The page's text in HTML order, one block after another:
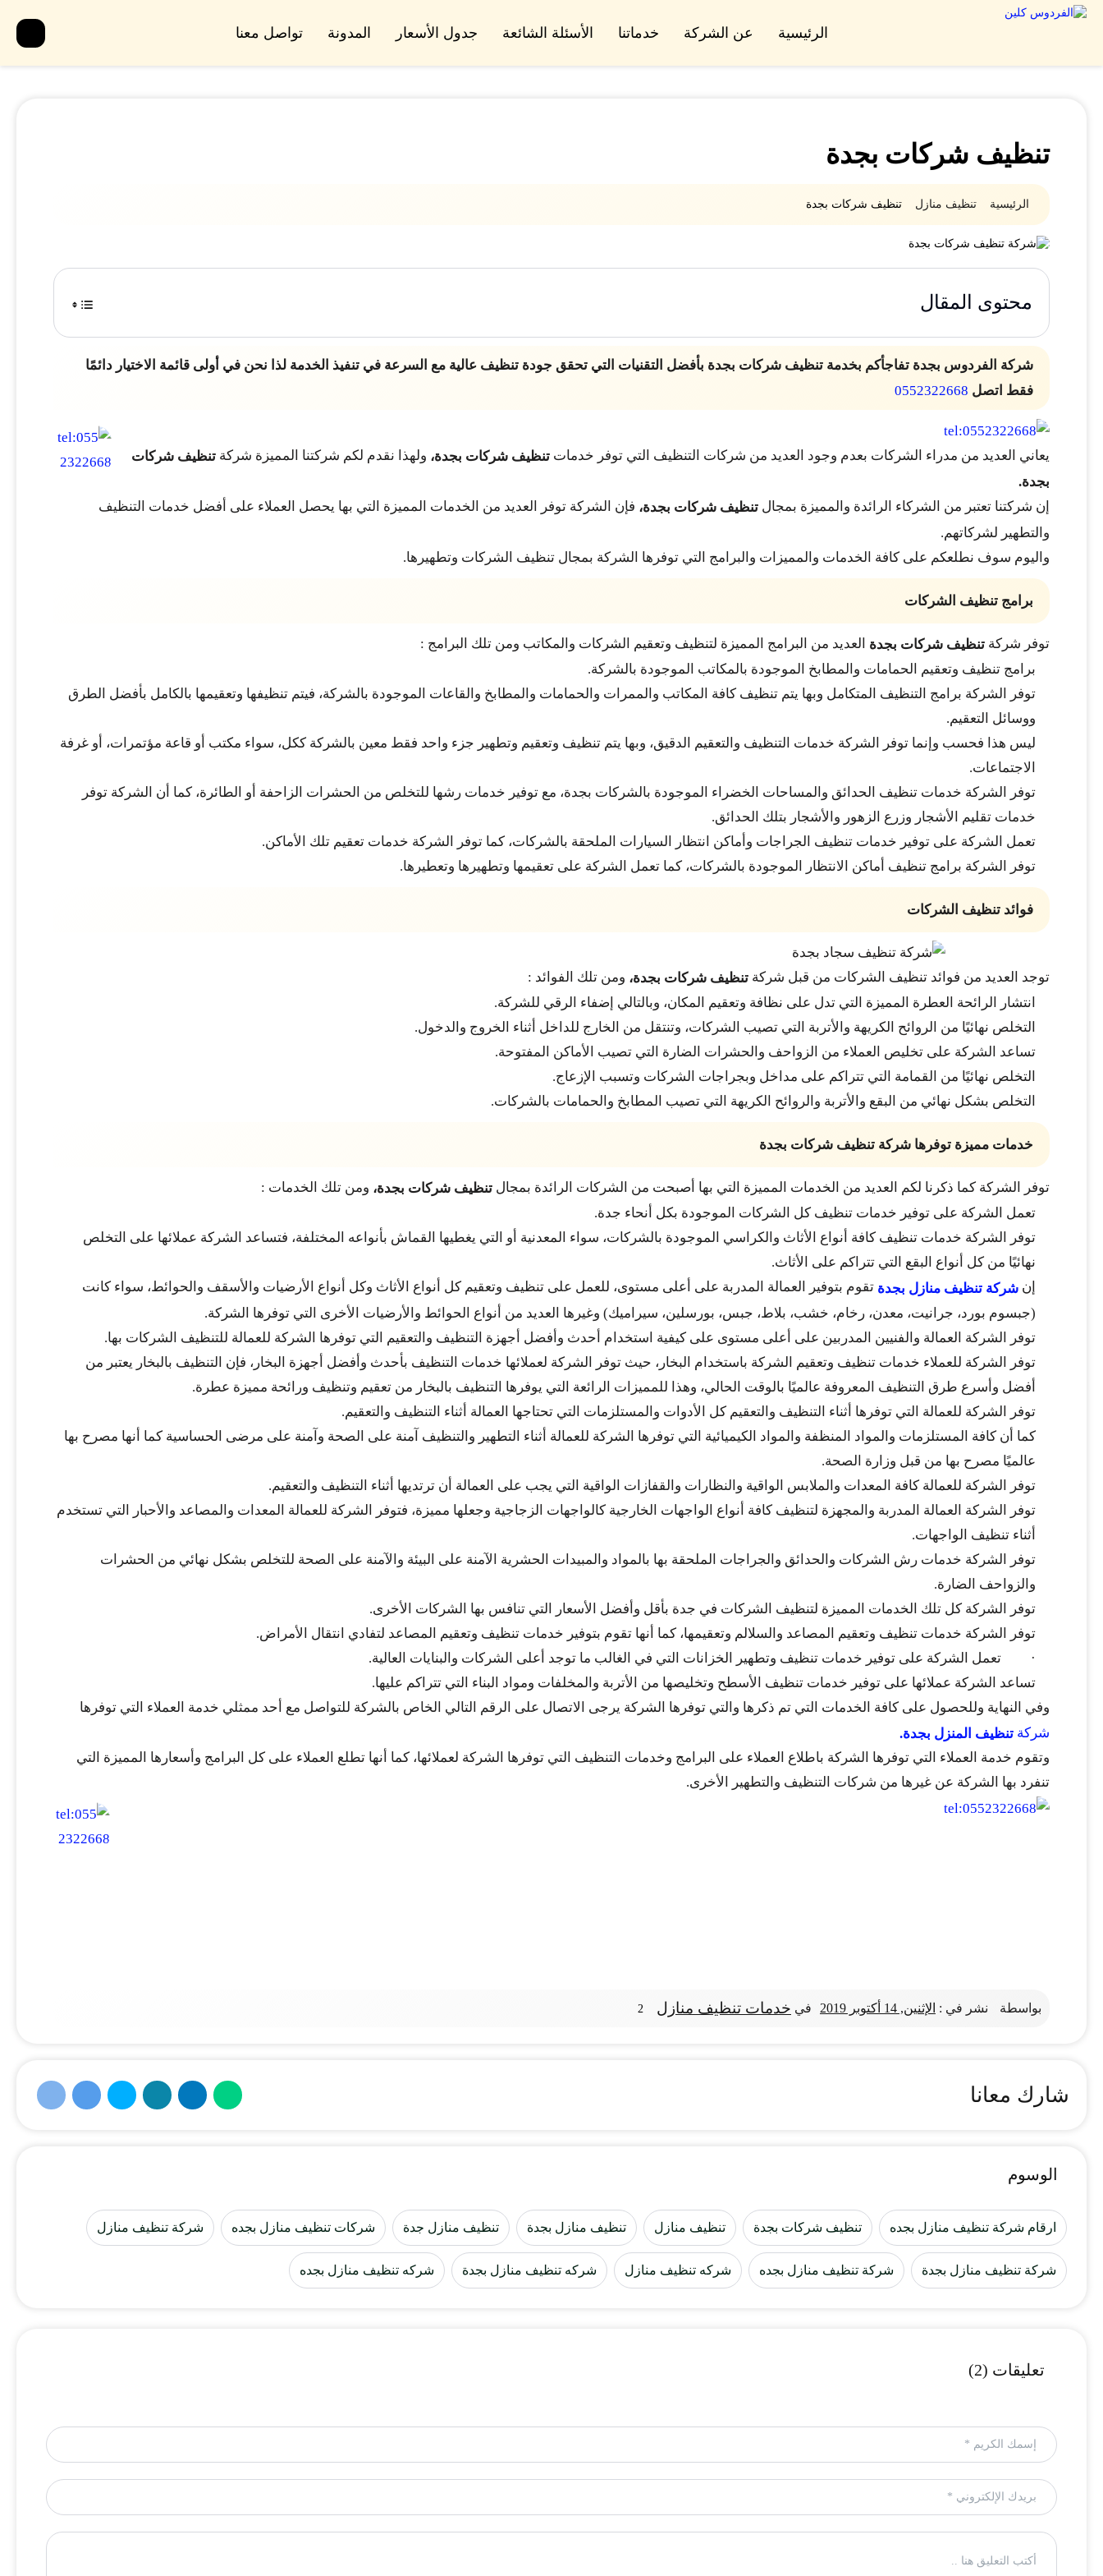
الرئيسية عن الشركة خدماتنا الأسئلة الشائعة جدول الأسعار المدونة تواصل معنا
تنظيف شركات بجدة
الرئيسية تنظيف منازل تنظيف شركات بجدة
محتوى المقال
شركة الفردوس بجدة تفاجأكم بخدمة تنظيف شركات بجدة بأفضل التقنيات التي تحقق جودة تنظيف عالية مع السرعة في تنفيذ الخدمة لذا نحن في أولى قائمة الاختيار دائمًا
فقط اتصل 0552322668
يعاني العديد من مدراء الشركات بعدم وجود العديد من شركات التنظيف التي توفر خدمات تنظيف شركات بجدة، ولهذا نقدم لكم شركتنا المميزة شركة تنظيف شركات
بجدة.
إن شركتنا تعتبر من الشركاء الرائدة والمميزة بمجال تنظيف شركات بجدة، فإن الشركة توفر العديد من الخدمات المميزة التي بها يحصل العملاء على أفضل خدمات التنظيف
والتطهير لشركاتهم.
واليوم سوف نطلعكم على كافة الخدمات والمميزات والبرامج التي توفرها الشركة بمجال تنظيف الشركات وتطهيرها.
برامج تنظيف الشركات
توفر شركة تنظيف شركات بجدة العديد من البرامج المميزة لتنظيف وتعقيم الشركات والمكاتب ومن تلك البرامج :
برامج تنظيف وتعقيم الحمامات والمطابخ الموجودة بالمكاتب الموجودة بالشركة.
توفر الشركة برامج التنظيف المتكامل وبها يتم تنظيف كافة المكاتب والممرات والحمامات والمطابخ والقاعات الموجودة بالشركة، فيتم تنظيفها وتعقيمها بالكامل بأفضل الطرق
ووسائل التعقيم.
ليس هذا فحسب وإنما توفر الشركة خدمات التنظيف والتعقيم الدقيق، وبها يتم تنظيف وتعقيم وتطهير جزء واحد فقط معين بالشركة ككل، سواء مكتب أو قاعة مؤتمرات، أو غرفة
الاجتماعات.
توفر الشركة خدمات تنظيف الحدائق والمساحات الخضراء الموجودة بالشركات بجدة، مع توفير خدمات رشها للتخلص من الحشرات الزاحفة أو الطائرة، كما أن الشركة توفر
خدمات تقليم الأشجار وزرع الزهور والأشجار بتلك الحدائق.
تعمل الشركة على توفير خدمات تنظيف الجراجات وأماكن انتظار السيارات الملحقة بالشركات، كما توفر الشركة خدمات تعقيم تلك الأماكن.
توفر الشركة برامج تنظيف أماكن الانتظار الموجودة بالشركات، كما تعمل الشركة على تعقيمها وتطهيرها وتعطيرها.
فوائد تنظيف الشركات
توجد العديد من فوائد تنظيف الشركات من قبل شركة تنظيف شركات بجدة، ومن تلك الفوائد :
انتشار الرائحة العطرة المميزة التي تدل على نظافة وتعقيم المكان، وبالتالي إضفاء الرقي للشركة.
التخلص نهائيًا من الروائح الكريهة والأتربة التي تصيب الشركات، وتنتقل من الخارج للداخل أثناء الخروج والدخول.
تساعد الشركة على تخليص العملاء من الزواحف والحشرات الضارة التي تصيب الأماكن المفتوحة.
التخلص نهائيًا من القمامة التي تتراكم على مداخل وبجراجات الشركات وتسبب الإزعاج.
التخلص بشكل نهائي من البقع والأتربة والروائح الكريهة التي تصيب المطابخ والحمامات بالشركات.
خدمات مميزة توفرها شركة تنظيف شركات بجدة
توفر الشركة كما ذكرنا لكم العديد من الخدمات المميزة التي بها أصبحت من الشركات الرائدة بمجال تنظيف شركات بجدة، ومن تلك الخدمات :
تعمل الشركة على توفير خدمات تنظيف كل الشركات الموجودة بكل أنحاء جدة.
توفر الشركة خدمات تنظيف كافة أنواع الأثاث والكراسي الموجودة بالشركات، سواء المعدنية أو التي يغطيها القماش بأنواعه المختلفة، فتساعد الشركة عملائها على التخلص
نهائيًا من كل أنواع البقع التي تتراكم على الأثاث.
إن شركة تنظيف منازل بجدة تقوم بتوفير العمالة المدربة على أعلى مستوى، للعمل على تنظيف وتعقيم كل أنواع الأثاث وكل أنواع الأرضيات والأسقف والحوائط، سواء كانت
(جبسوم بورد، جرانيت، معدن، رخام، خشب، بلاط، جبس، بورسلين، سيراميك) وغيرها العديد من أنواع الحوائط والأرضيات الأخرى التي توفرها الشركة.
توفر الشركة العمالة والفنيين المدربين على أعلى مستوى على كيفية استخدام أحدث وأفضل أجهزة التنظيف والتعقيم التي توفرها الشركة للعمالة للتنظيف الشركات بها.
توفر الشركة للعملاء خدمات تنظيف وتعقيم الشركة باستخدام البخار، حيث توفر الشركة لعملائها خدمات التنظيف بأحدث وأفضل أجهزة البخار، فإن التنظيف بالبخار يعتبر من
أفضل وأسرع طرق التنظيف المعروفة عالميًا بالوقت الحالي، وهذا للمميزات الرائعة التي يوفرها التنظيف بالبخار من تعقيم وتنظيف ورائحة مميزة عطرة.
توفر الشركة للعمالة التي توفرها أثناء التنظيف والتعقيم كل الأدوات والمستلزمات التي تحتاجها العمالة أثناء التنظيف والتعقيم.
كما أن كافة المستلزمات والمواد المنظفة والمواد الكيميائية التي توفرها الشركة للعمالة أثناء التطهير والتنظيف آمنة على الصحة وآمنة على مرضى الحساسية كما أنها مصرح بها
عالميًا مصرح بها من قبل وزارة الصحة.
توفر الشركة للعمالة كافة المعدات والملابس الواقية والنظارات والقفازات الواقية التي يجب على العمالة أن ترتديها أثناء التنظيف والتعقيم.
توفر الشركة العمالة المدربة والمجهزة لتنظيف كافة أنواع الواجهات الخارجية كالواجهات الزجاجية وجعلها مميزة، فتوفر الشركة للعمالة المعدات والمصاعد والأحبار التي تستخدم
أثناء تنظيف الواجهات.
توفر الشركة خدمات رش الشركات والحدائق والجراجات الملحقة بها بالمواد والمبيدات الحشرية الآمنة على البيئة والآمنة على الصحة للتخلص بشكل نهائي من الحشرات
والزواحف الضارة.
توفر الشركة كل تلك الخدمات المميزة لتنظيف الشركات في جدة بأقل وأفضل الأسعار التي تنافس بها الشركات الأخرى.
توفر الشركة خدمات تنظيف وتعقيم المصاعد والسلالم وتعقيمها، كما أنها تقوم بتوفير خدمات تنظيف وتعقيم المصاعد لتفادي انتقال الأمراض.
· تعمل الشركة على توفير خدمات تنظيف وتطهير الخزانات التي في الغالب ما توجد أعلى الشركات والبنايات العالية.
تساعد الشركة عملائها على توفير خدمات تنظيف الأسطح وتخليصها من الأتربة والمخلفات ومواد البناء التي تتراكم عليها.
وفي النهاية وللحصول على كافة الخدمات التي تم ذكرها والتي توفرها الشركة يرجى الاتصال على الرقم التالي الخاص بالشركة للتواصل مع أحد ممثلي خدمة العملاء التي توفرها
شركة تنظيف المنزل بجدة.
وتقوم خدمة العملاء التي توفرها الشركة باطلاع العملاء على البرامج وخدمات التنظيف التي توفرها الشركة لعملائها، كما أنها تطلع العملاء على كل البرامج وأسعارها المميزة التي
تنفرد بها الشركة عن غيرها من شركات التنظيف والتطهير الأخرى.
بواسطة نشر في : الإثنين, 14 أكتوبر 2019 في خدمات تنظيف منازل 2
شارك معانا
الوسوم
ارقام شركة تنظيف منازل بجده تنظيف شركات بجدة تنظيف منازل تنظيف منازل بجدة تنظيف منازل جدة شركات تنظيف منازل بجده شركة تنظيف منازل
شركة تنظيف منازل بجدة شركة تنظيف منازل بجده شركه تنظيف منازل شركه تنظيف منازل بجدة شركه تنظيف منازل بجده
تعليقات (2)